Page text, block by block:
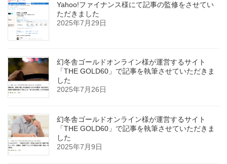
Yahoo!ファイナンス様にて記事の監修をさせてい
ただきました
2025年7月29日
幻冬舎ゴールドオンライン様が運営するサイト
「THE GOLD60」で記事を執筆させていただきま
した
2025年7月26日
幻冬舎ゴールドオンライン様が運営するサイト
「THE GOLD60」で記事を執筆させていただきま
した
2025年7月9日